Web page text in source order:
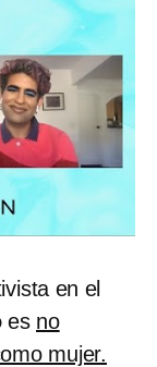
en el
es no
mujer.